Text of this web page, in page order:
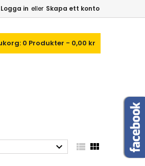
Logga in eller Skapa ett konto
0 Produkter - 0,00 kr
  